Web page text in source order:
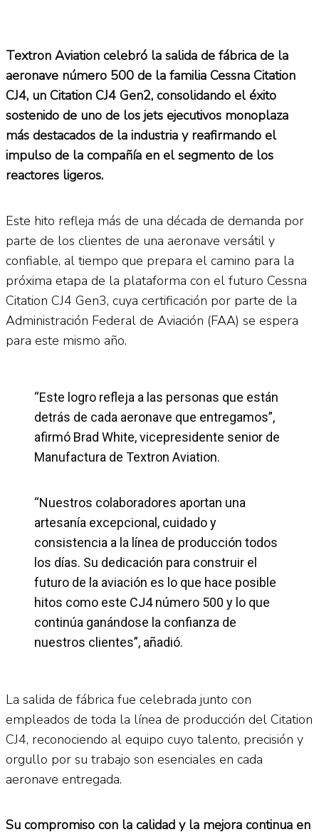
Textron Aviation celebró la salida de fábrica de la
aeronave número 500 de la familia Cessna Citation
CJ4, un Citation CJ4 Gen2, consolidando el éxito
sostenido de uno de los jets ejecutivos monoplaza
más destacados de la industria y reafirmando el
impulso de la compañía en el segmento de los
reactores ligeros.
Este hito refleja más de una década de demanda por
parte de los clientes de una aeronave versátil y
confiable, al tiempo que prepara el camino para la
próxima etapa de la plataforma con el futuro Cessna
Citation CJ4 Gen3, cuya certificación por parte de la
Administración Federal de Aviación (FAA) se espera
para este mismo año.
“Este logro refleja a las personas que están
detrás de cada aeronave que entregamos”,
afirmó Brad White, vicepresidente senior de
Manufactura de Textron Aviation.
“Nuestros colaboradores aportan una
artesanía excepcional, cuidado y
consistencia a la línea de producción todos
los días. Su dedicación para construir el
futuro de la aviación es lo que hace posible
hitos como este CJ4 número 500 y lo que
continúa ganándose la confianza de
nuestros clientes”, añadió.
La salida de fábrica fue celebrada junto con
empleados de toda la línea de producción del Citation
CJ4, reconociendo al equipo cuyo talento, precisión y
orgullo por su trabajo son esenciales en cada
aeronave entregada.
Su compromiso con la calidad y la mejora continua en